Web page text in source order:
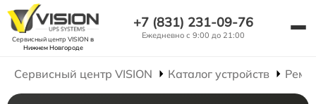
Сервисный центр VISION в
Нижнем Новгороде
+7 (831) 231-09-76
Ежедневно с 9:00 до 21:00
Сервисный центр VISION Каталог устройств